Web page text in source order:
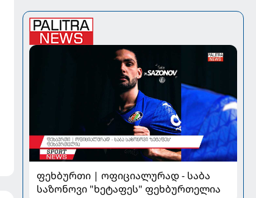
ფეხბურთი | ოფიციალურად - საბა
საზონოვი "ხეტაფეს" ფეხბურთელია